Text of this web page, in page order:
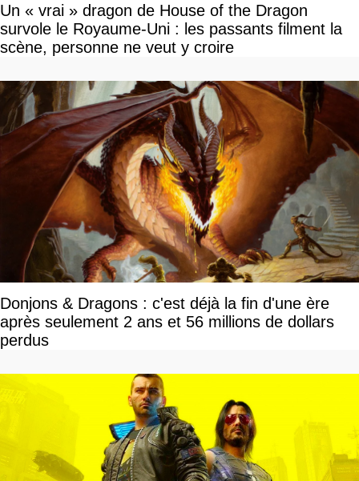
Un « vrai » dragon de House of the Dragon
survole le Royaume-Uni : les passants filment la
scène, personne ne veut y croire
Donjons & Dragons : c'est déjà la fin d'une ère
après seulement 2 ans et 56 millions de dollars
perdus